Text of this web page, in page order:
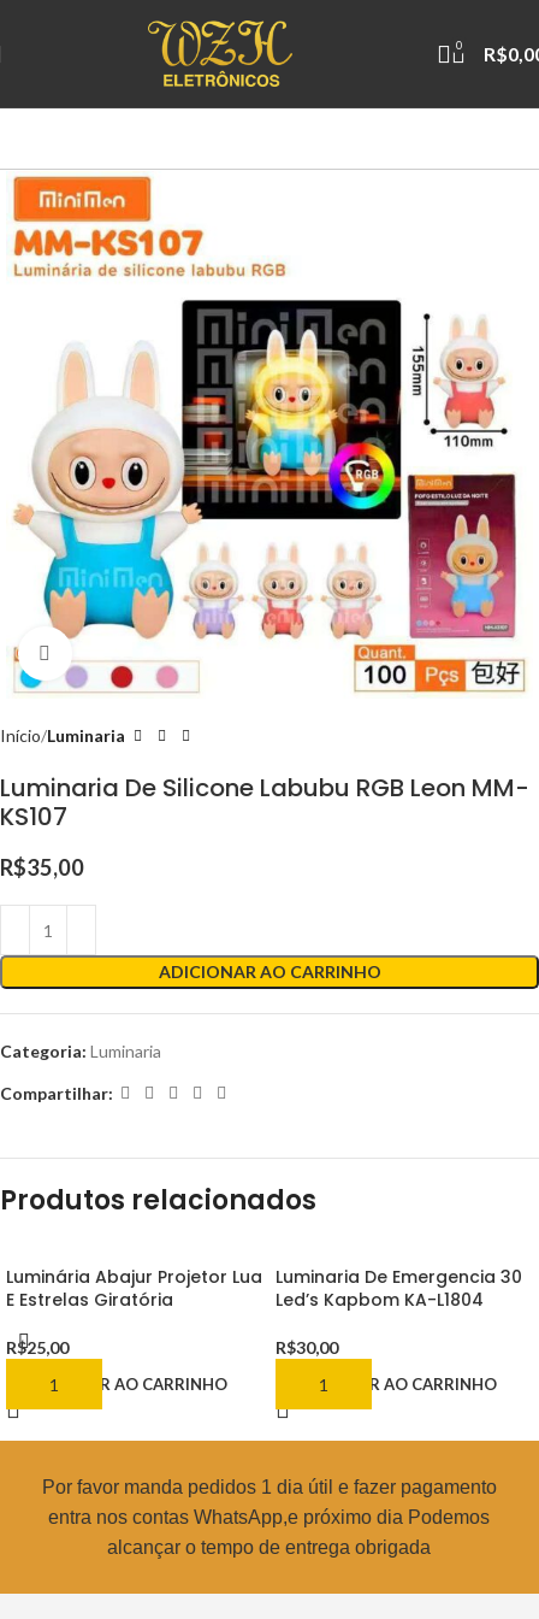
0 R$
Início Luminaria
Luminaria De Silicone Labubu RGB Leon MM-
KS107
R$35,00
ADICIONAR AO CARRINHO
Categoria: Luminaria
Compartilhar:
Produtos relacionados
Luminária Abajur Projetor Lua
E Estrelas Giratória
R$25,00
ADICIONAR AO CARRINHO
Luminaria De Emergencia 30
Led’s Kapbom KA-L1804
R$30,00
ADICIONAR AO CARRINHO
Por favor manda pedidos 1 dia útil e fazer pagamento
entra nos contas WhatsApp,e próximo dia Podemos
alcançar o tempo de entrega obrigada